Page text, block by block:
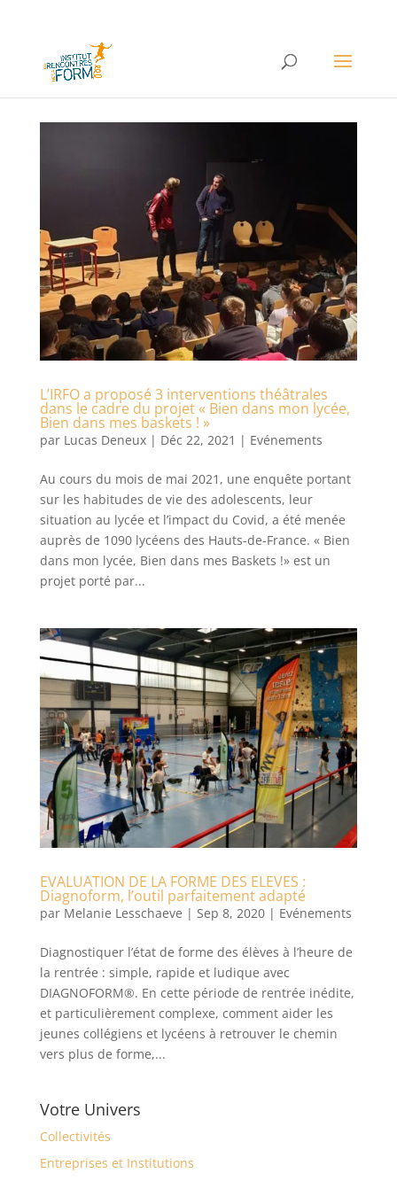
L’IRFO a proposé 3 interventions théâtrales
dans le cadre du projet « Bien dans mon lycée,
Bien dans mes baskets ! »
par Lucas Deneux| Déc 22, 2021 | Evénements
Au cours du mois de mai 2021, une enquête portant
sur les habitudes de vie des adolescents, leur
situation au lycée et l’impact du Covid, a été menée
auprès de 1090 lycéens des Hauts-de-France. « Bien
dans mon lycée, Bien dans mes Baskets !» est un
projet porté par...
EVALUATION DE LA FORME DES ELEVES :
Diagnoform, l’outil parfaitement adapté
par Melanie Lesschaeve | Sep 8, 2020| Evénements
Diagnostiquer l’état de forme des élèves à l’heure de
la rentrée : simple, rapide et ludique avec
DIAGNOFORM®. En cette période de rentrée inédite,
et particulièrement complexe, comment aider les
jeunes collégiens et lycéens à retrouver le chemin
vers plus de forme,...
Votre Univers
Collectivités
Entreprises et Institutions